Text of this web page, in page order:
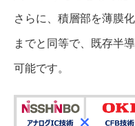
さらに、積層部を薄膜
までと同等で、既存半
可能です。